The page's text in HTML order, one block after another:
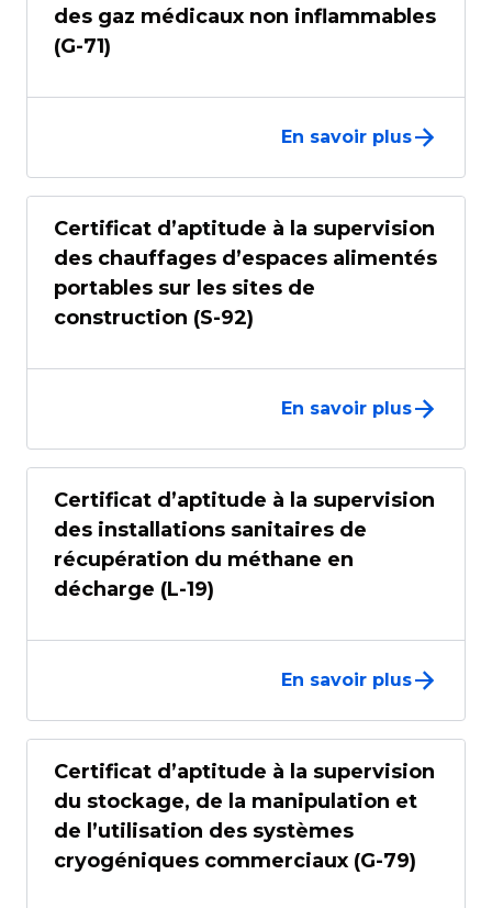
des gaz médicaux non inflammables
(G-71)
En savoir plus
Certificat d’aptitude à la supervision
des chauffages d’espaces alimentés
portables sur les sites de
construction (S-92)
En savoir plus
Certificat d’aptitude à la supervision
des installations sanitaires de
récupération du méthane en
décharge (L-19)
En savoir plus
Certificat d’aptitude à la supervision
du stockage, de la manipulation et
de l’utilisation des systèmes
cryogéniques commerciaux (G-79)